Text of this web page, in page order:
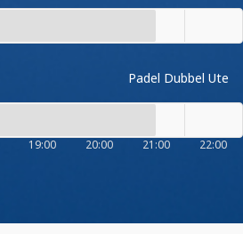
Padel Dubbel Ute
19:00 20:00 21:00 22:00